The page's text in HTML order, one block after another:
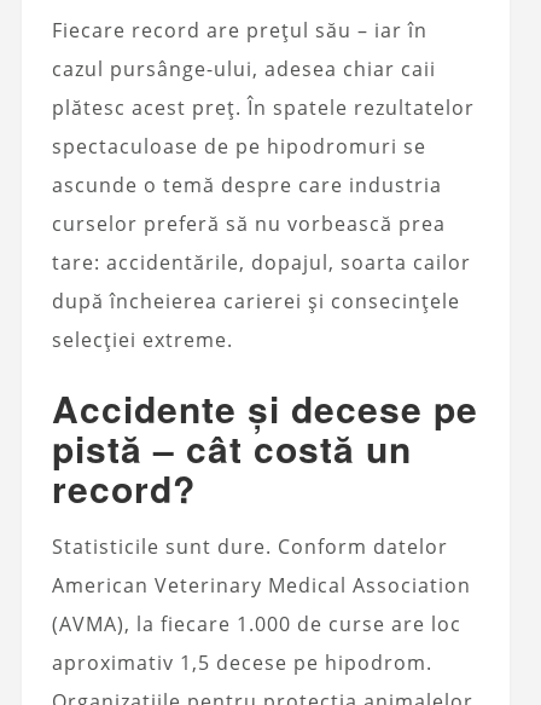
Fiecare record are prețul său – iar în
cazul pursânge-ului, adesea chiar caii
plătesc acest preț. În spatele rezultatelor
spectaculoase de pe hipodromuri se
ascunde o temă despre care industria
curselor preferă să nu vorbească prea
tare: accidentările, dopajul, soarta cailor
după încheierea carierei și consecințele
selecției extreme.
Accidente și decese pe
pistă – cât costă un
record?
Statisticile sunt dure. Conform datelor
American Veterinary Medical Association
(AVMA), la fiecare 1.000 de curse are loc
aproximativ 1,5 decese pe hipodrom.